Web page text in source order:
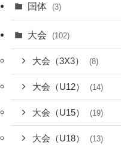
国体 (3)
大会 (102)
大会（3X3） (8)
大会（U12） (14)
大会（U15） (19)
大会（U18） (13)